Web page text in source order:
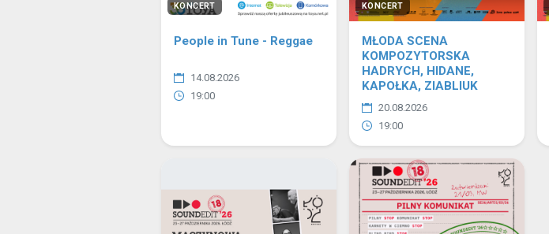
KONCERT
People in Tune - Reggae
14.08.2026
19:00
KONCERT
MŁODA SCENA
KOMPOZYTORSKA
HADRYCH, HIDANE,
KAPOŁKA, ZIABLIUK
20.08.2026
19:00